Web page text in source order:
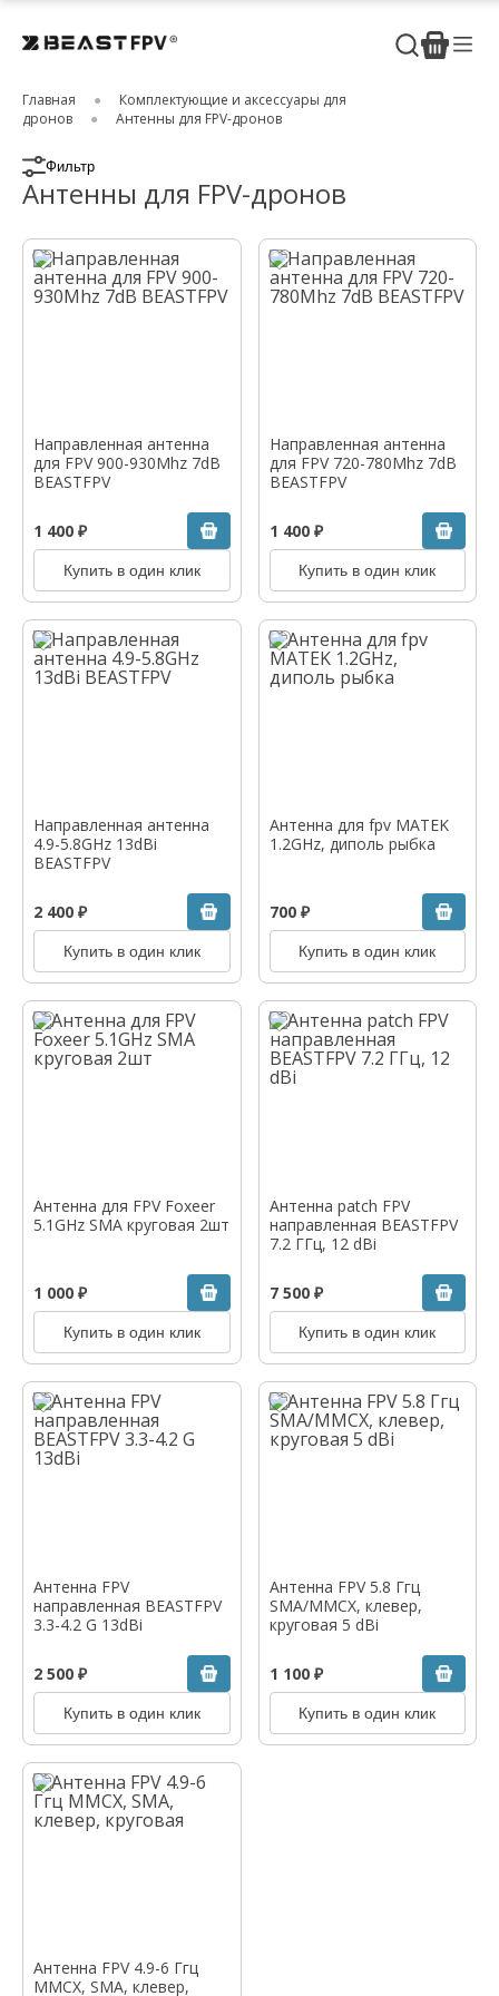
Главная
Комплектующие и аксессуары для
дронов
Антенны для FPV-дронов
Фильтр
Антенны для FPV-дронов
Направленная антенна
для FPV 900-930Mhz 7dB
BEASTFPV
1 400 ₽
Купить в один клик
Направленная антенна
для FPV 720-780Mhz 7dB
BEASTFPV
1 400 ₽
Купить в один клик
Направленная антенна
4.9-5.8GHz 13dBi
BEASTFPV
2 400 ₽
Купить в один клик
Антенна для fpv MATEK
1.2GHz, диполь рыбка
700 ₽
Купить в один клик
Антенна для FPV Foxeer
5.1GHz SMA круговая 2шт
1 000 ₽
Купить в один клик
Антенна patch FPV
направленная BEASTFPV
7.2 ГГц, 12 dBi
7 500 ₽
Купить в один клик
Антенна FPV
направленная BEASTFPV
3.3-4.2 G 13dBi
2 500 ₽
Купить в один клик
Антенна FPV 5.8 Ггц
SMA/MMCX, клевер,
круговая 5 dBi
1 100 ₽
Купить в один клик
Антенна FPV 4.9-6 Ггц
MMCX, SMA, клевер,